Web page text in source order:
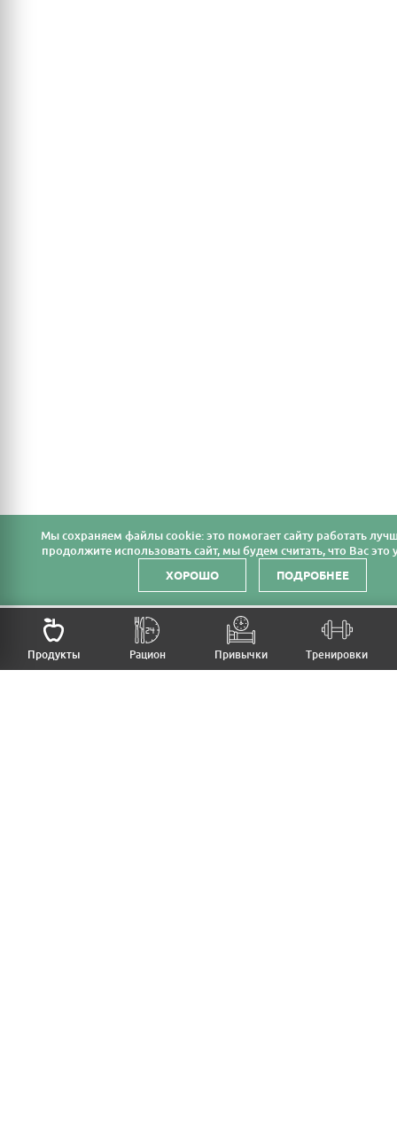
Продукты Рацион Привычки Тренировки
Мы cохраняем файлы cookie: это помогает сайту работать
продолжите использовать сайт, мы будем считать, что Вас это
ХОРОШО ПОДРОБНЕЕ